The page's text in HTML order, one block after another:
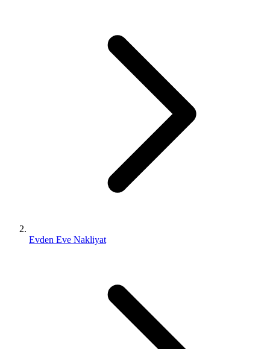
Evden Eve Nakliyat